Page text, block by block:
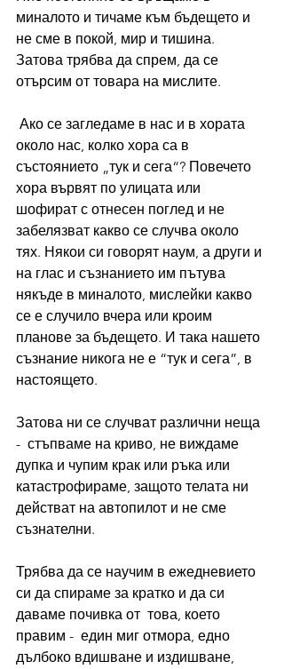
миналото и тичаме към бъдещето и
не сме в покой, мир и тишина.
Затова трябва да спрем, да се
отърсим от товара на мислите.
около нас, колко хора са в
състоянието „тук и сега“? Повечето
хора вървят по улицата или
шофират с отнесен поглед и не
забелязват какво се случва около
тях. Някои си говорят наум, а други и
на глас и съзнанието им пътува
някъде в миналото, мислейки какво
се е случило вчера или кроим
планове за бъдещето. И така нашето
съзнание никога не е “тук и сега”, в
настоящето.
Затова ни се случват различни неща
-  стъпваме на криво, не виждаме
дупка и чупим крак или ръка или
катастрофираме, защото телата ни
действат на автопилот и не сме
съзнателни.
Трябва да се научим в ежедневието
си да спираме за кратко и да си
даваме почивка от  това, което
правим -  един миг отмора, едно
дълбоко вдишване и издишване,